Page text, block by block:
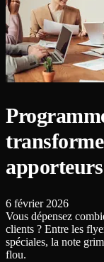
6 février 2026
Vous dépensez
clients ? Entre les
spéciales, la note
flou.